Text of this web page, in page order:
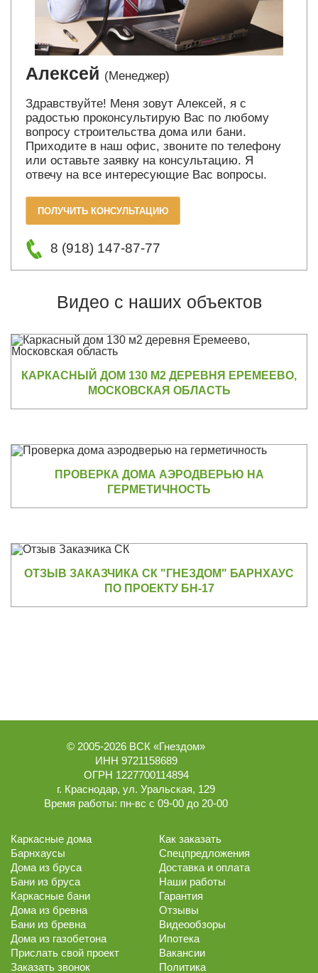
Алексей (Менеджер)
Здравствуйте! Меня зовут Алексей, я с
радостью проконсультирую Вас по любому
вопросу строительства дома или бани.
Приходите в наш офис, звоните по телефону
или оставьте заявку на консультацию. Я
отвечу на все интересующие Вас вопросы.
ПОЛУЧИТЬ КОНСУЛЬТАЦИЮ
8 (918) 147-87-77
Видео с наших объектов
КАРКАСНЫЙ ДОМ 130 М2 ДЕРЕВНЯ ЕРЕМЕЕВО,
МОСКОВСКАЯ ОБЛАСТЬ
ПРОВЕРКА ДОМА АЭРОДВЕРЬЮ НА
ГЕРМЕТИЧНОСТЬ
ОТЗЫВ ЗАКАЗЧИКА СК "ГНЕЗДОМ" БАРНХАУС
ПО ПРОЕКТУ БН-17
© 2005-2026 ВСК «Гнездом»
ИНН 9721158689
ОГРН 1227700114894
г. Краснодар, ул. Уральская, 129
Время работы: пн-вс с 09-00 до 20-00
Каркасные дома
Барнхаусы
Дома из бруса
Бани из бруса
Каркасные бани
Дома из бревна
Бани из бревна
Дома из газобетона
Прислать свой проект
Заказать звонок
Как заказать
Спецпредложения
Доставка и оплата
Наши работы
Гарантия
Отзывы
Видеообзоры
Ипотека
Вакансии
Политика